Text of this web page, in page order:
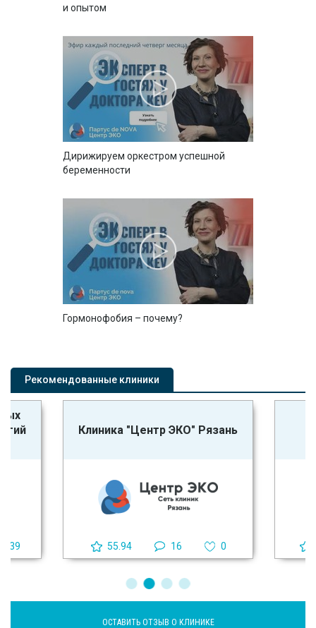
и опытом
Дирижируем оркестром успешной
беременности
Гормонофобия – почему?
Рекомендованные клиники
39
Клиника "Центр ЭКО" Рязань
55.94 16 0
ОСТАВИТЬ ОТЗЫВ О КЛИНИКЕ